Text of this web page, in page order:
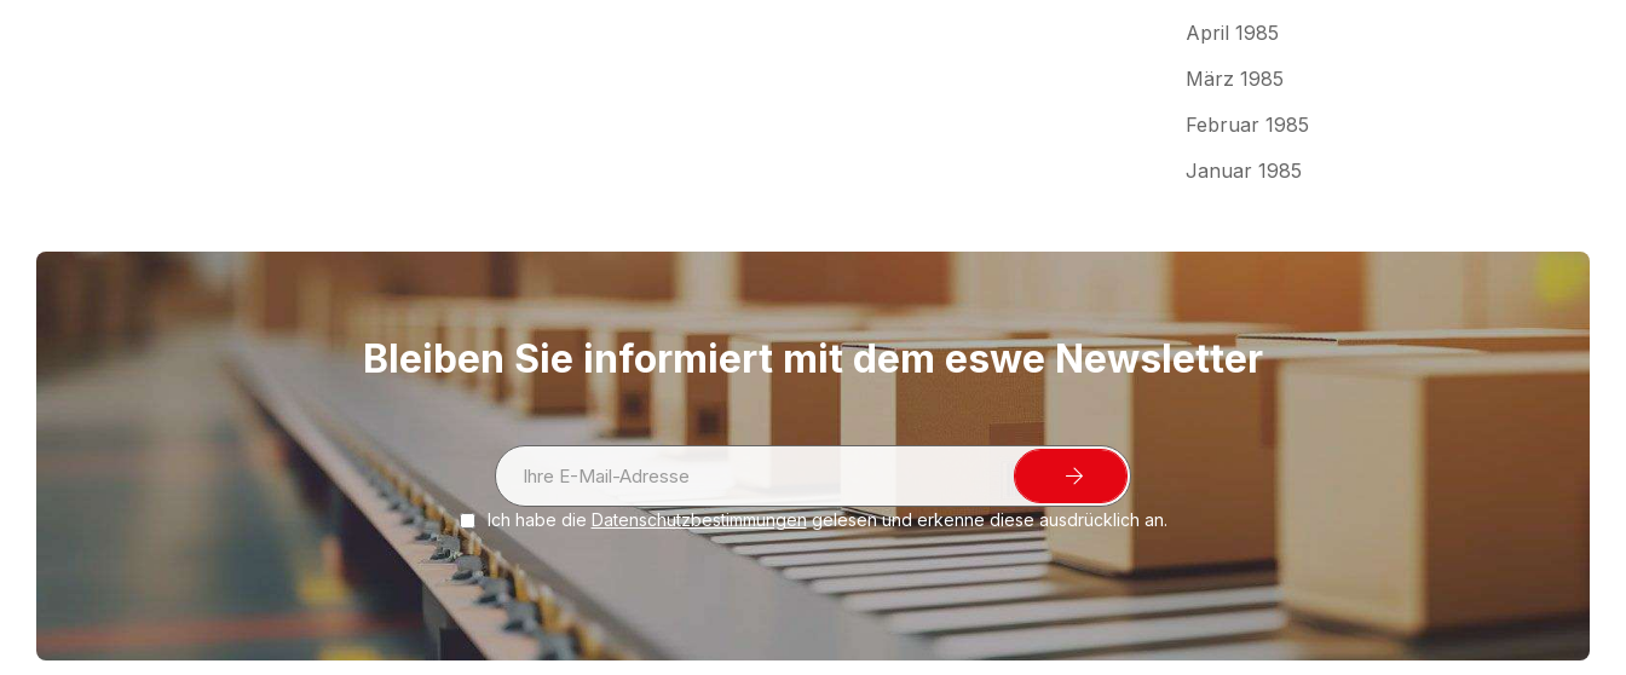
April 1985
März 1985
Februar 1985
Januar 1985
Bleiben Sie informiert mit dem eswe Newsletter
S
i
g
U
f
Ich habe die Datenschutzbestimmungengelesen und erkenne diese ausdrücklich an.